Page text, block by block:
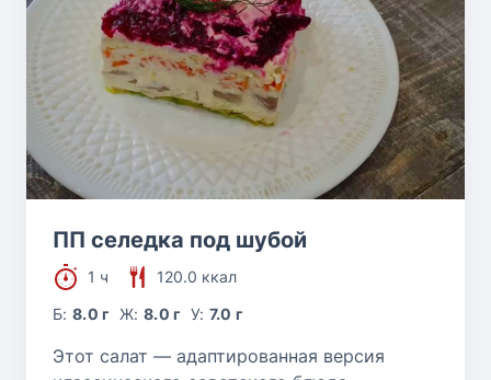
ПП селедка под шубой
1 ч
120.0 ккал
Б:8.0 г Ж: 8.0 г У: 7.0 г
Этот салат — адаптированная версия